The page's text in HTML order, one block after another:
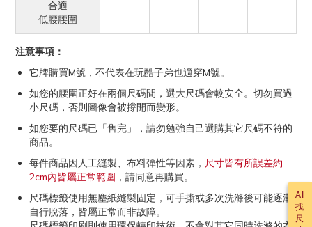
合適
低腰腰圍
注意事項：
它牌購買M號，不代表在玩酷子弟也適穿M號。
如您的腰圍正好在兩個尺碼間，選大尺碼會較安全。切勿買過
小尺碼，否則圖像會被撐開而變形。
如您要的尺碼已「售完」，請勿勉強自己選購其它尺碼不符的
商品。
每件商品因人工縫製、布料彈性等因素， 尺寸皆有所誤差約
2cm內皆屬正常範圍 ，請同意再購買。
尺碼標籤使用無塵紙縫製固定，可手撕或多次洗滌後可能逐漸
自行脫落，皆屬正常而非故障。
AI
找
尺